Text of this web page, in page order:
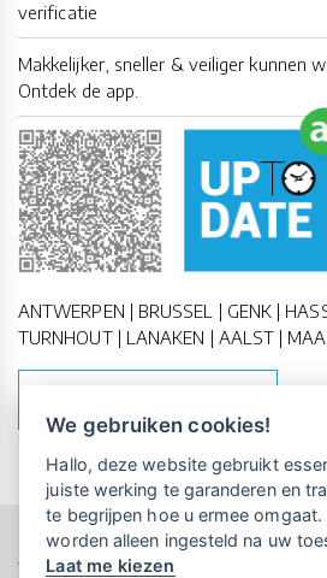
verificatie
Makkelijker, sneller & veiliger kunnen
Ontdek de app.
ANTWERPEN | BRUSSEL | GENK |
TURNHOUT | LANAKEN | AALST |
Copyright All Rights Reserved © 2011-
WebDesign
We gebruiken cookies!
Hallo, deze website gebruikt
juiste werking te garanderen en
te begrijpen hoe u ermee omgaat.
worden alleen ingesteld na uw
Laat me kiezen
een persoonlijke demo.
Maandelijks gratis opleidingen